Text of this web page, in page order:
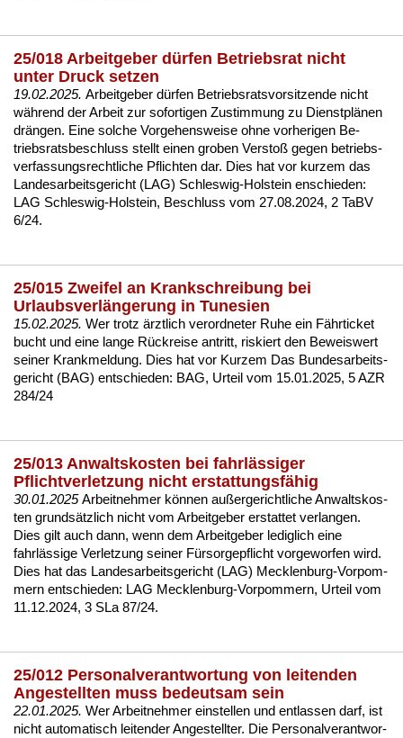
25/018 Arbeitgeber dürfen Betriebsrat nicht
unter Druck setzen
19.02.2025. Ar­beit­ge­ber dürfen Be­triebs­rats­vor­sit­zen­de nicht
während der Ar­beit zur so­for­ti­gen Zu­stim­mung zu Dienst­plänen
drängen. Ei­ne sol­che Vor­ge­hens­wei­se oh­ne vor­he­ri­gen Be­
triebs­rats­be­schluss stellt ei­nen gro­ben Ver­s­toß ge­gen be­triebs­
ver­fas­sungs­recht­li­che Pflich­ten dar. Dies hat vor kur­zem das
Lan­des­ar­beits­ge­richt (LAG) Schles­wig-Hol­stein en­schie­den:
LAG Schles­wig-Hol­stein, Be­schluss vom 27.08.2024, 2 TaBV
6/24.
25/015 Zweifel an Krankschreibung bei
Urlaubsverlängerung in Tunesien
15.02.2025. Wer trotz ärzt­lich ver­ord­ne­ter Ru­he ein Fähr­ti­cket
bucht und ei­ne lan­ge Rück­rei­se an­tritt, ris­kiert den Be­weis­wert
sei­ner Krank­mel­dung. Dies hat vor Kur­zem Das Bun­des­ar­beits­
ge­richt (BAG) ent­schie­den: BAG, Ur­teil vom 15.01.2025, 5 AZR
284/24
25/013 Anwaltskosten bei fahrlässiger
Pflichtverletzung nicht erstattungsfähig
30.01.2025Ar­beit­neh­mer können außer­ge­richt­li­che An­walts­kos­
ten grundsätz­lich nicht vom Ar­beit­ge­ber er­stat­tet ver­lan­gen.
Dies gilt auch dann, wenn dem Ar­beit­ge­ber le­dig­lich ei­ne
fahrlässi­ge Ver­let­zung sei­ner Fürsor­ge­pflicht vor­ge­wor­fen wird.
Dies hat das Lan­des­ar­beits­ge­richt (LAG) Meck­len­burg-Vor­pom­
mern ent­schie­den: LAG Meck­len­burg-Vor­pom­mern, Ur­teil vom
11.12.2024, 3 SLa 87/24.
25/012 Personalverantwortung von leitenden
Angestellten muss bedeutsam sein
22.01.2025. Wer Ar­beit­neh­mer ein­stel­len und ent­las­sen darf, ist
nicht au­to­ma­tisch lei­ten­der An­ge­stell­ter. Die Per­so­nal­ver­ant­wor­